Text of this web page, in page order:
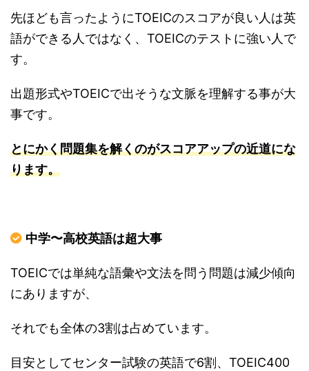
先ほども言ったようにTOEICのスコアが良い人は英
語ができる人ではなく、TOEICのテストに強い人で
す。
出題形式やTOEICで出そうな文脈を理解する事が大
事です。
とにかく問題集を解くのがスコアアップの近道にな
ります。
中学〜高校英語は超大事
TOEICでは単純な語彙や文法を問う問題は減少傾向
にありますが、
それでも全体の3割は占めています。
目安としてセンター試験の英語で6割、TOEIC400